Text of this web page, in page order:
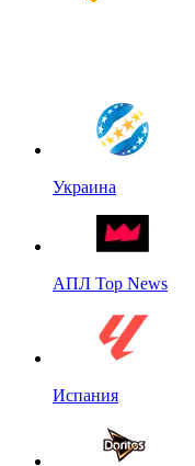
Украина
АПЛ Top News
Испания